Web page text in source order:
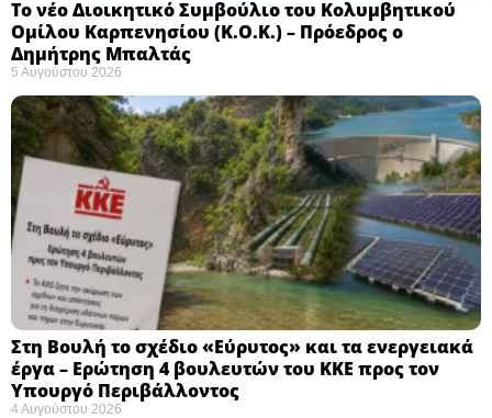
Το νέο Διοικητικό Συμβούλιο του Κολυμβητικού
Ομίλου Καρπενησίου (Κ.Ο.Κ.) – Πρόεδρος ο
Δημήτρης Μπαλτάς
5 Αυγούστου 2026
Στη Βουλή το σχέδιο «Εύρυτος» και τα ενεργειακά
έργα – Ερώτηση 4 βουλευτών του ΚΚΕ προς τον
Υπουργό Περιβάλλοντος
4 Αυγούστου 2026